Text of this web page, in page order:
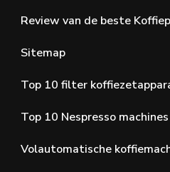
Review van de beste
Sitemap
Top 10 filter
Top 10 Nespresso machines
Volautomatische